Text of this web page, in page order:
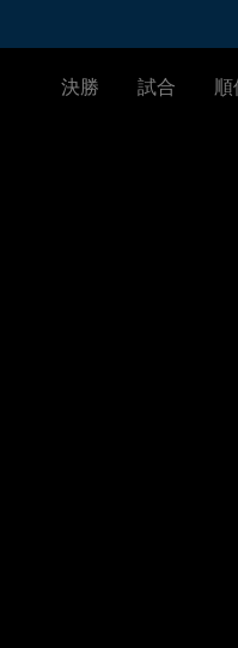
決勝 試合 順